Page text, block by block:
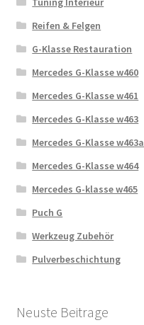
Reifen & Felgen
G-Klasse Restauration
Mercedes G-Klasse w460
Mercedes G-Klasse w461
Mercedes G-Klasse w463
Mercedes G-Klasse w463a
Mercedes G-Klasse w464
Mercedes G-klasse w465
Puch G
Werkzeug Zubehör
Pulverbeschichtung
Neuste Beitrage